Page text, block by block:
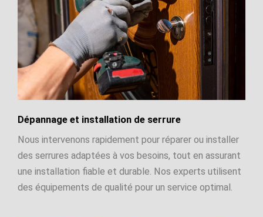
Dépannage et installation de serrure
Nous intervenons rapidement pour réparer ou installer
des serrures adaptées à vos besoins, tout en assurant
une installation fiable et durable. Nos experts utilisent
des équipements de qualité pour un service optimal.